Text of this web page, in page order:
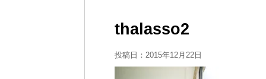
thalasso2
投稿日： 2015年12月22日